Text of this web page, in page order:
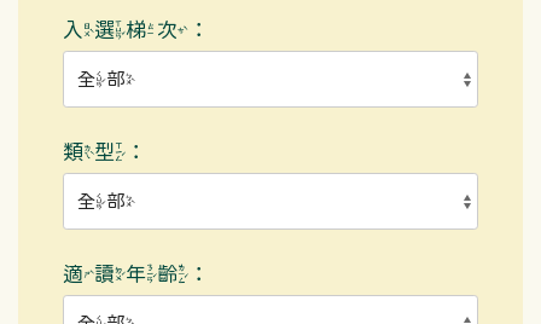
入選梯次：
類型：
適讀年齡：